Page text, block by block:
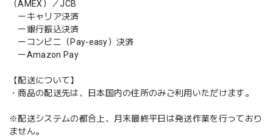
（AMEX）／JCB
ーキャリア決済
ー銀行振込決済
ーコンビニ（Pay-easy）決済
ーAmazon Pay
【配送について】
・商品の配送先は、日本国内の住所のみご利用いただけます。
※配送システムの都合上、月末最終平日は発送作業を行っており
ません。